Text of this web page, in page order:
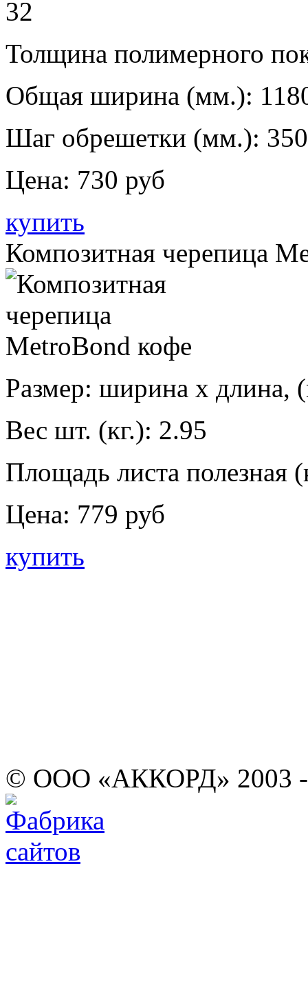
Толщина полимерного
Общая ширина (мм.):
Шаг обрешетки (мм.): 350
Цена: 730 руб
купить
Композитная черепица
Размер: ширина х длина,
Вес шт. (кг.): 2.95
Площадь листа полезная
Цена: 779 руб
купить
© ООО «АККОРД» 2003 -